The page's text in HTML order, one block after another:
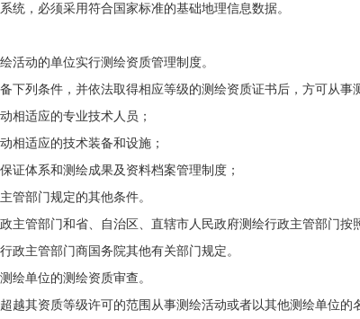
，必须采用符合国家标准的基础地理信息数据。
动的单位实行测绘资质管理制度。
下列条件，并依法取得相应等级的测绘资质证书后，方可从事
相适应的专业技术人员；
相适应的技术装备和设施；
证体系和测绘成果及资料档案管理制度；
管部门规定的其他条件。
管部门和省、自治区、直辖市人民政府测绘行政主管部门按
政主管部门商国务院其他有关部门规定。
绘单位的测绘资质审查。
其资质等级许可的范围从事测绘活动或者以其他测绘单位的